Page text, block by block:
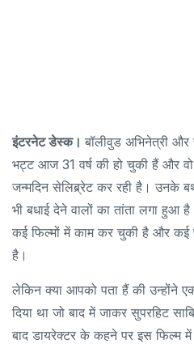
इंटरनेट डेस्क। बॉलीवुड अभिनेत्री
भट्ट आज 31 वर्ष की हो चुकी हैं और
जन्मदिन सेलिब्र्रेट कर रही है। उनके
भी बधाई देने वालों का तांता लगा
कई फिल्मों में काम कर चुकी है और कई
है।
लेकिन क्या आपको पता हैं की उन्होंने
दिया था जो बाद में जाकर सुपरहिट
बाद डायरेक्टर के कहने पर इस फिल्म